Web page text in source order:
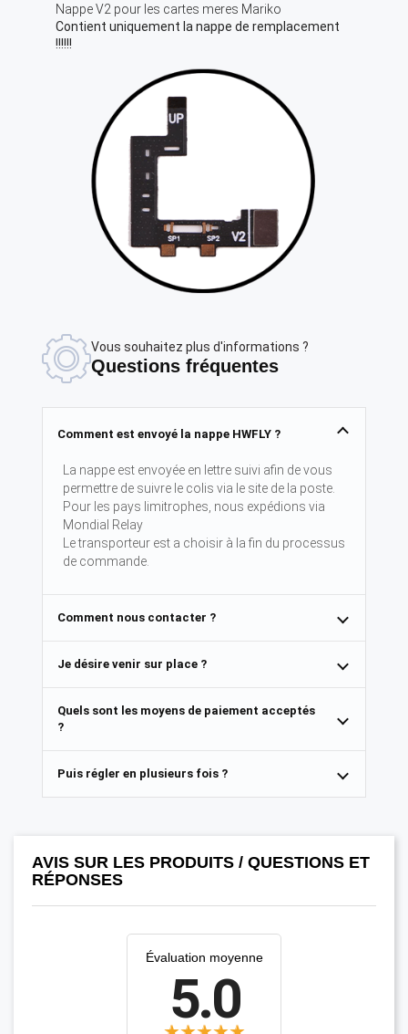
Nappe V2 pour les cartes meres Mariko
Contient uniquement la nappe de remplacement
!!!!!!
Vous souhaitez plus d'informations ?
Questions fréquentes
Comment est envoyé la nappe HWFLY ?
La nappe est envoyée en lettre suivi afin de vous
permettre de suivre le colis via le site de la poste.
Pour les pays limitrophes, nous expédions via
Mondial Relay
Le transporteur est a choisir à la fin du processus
de commande.
Comment nous contacter ?
Je désire venir sur place ?
Quels sont les moyens de paiement acceptés
?
Puis régler en plusieurs fois ?
AVIS SUR LES PRODUITS / QUESTIONS ET
RÉPONSES
Évaluation moyenne
5.0